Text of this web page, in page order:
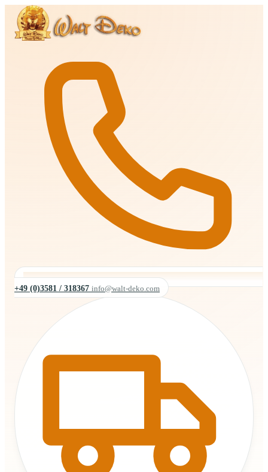
+49 (0)3581 / 318367 info@walt-deko.com